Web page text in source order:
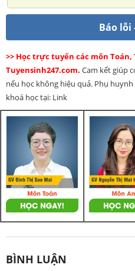
Báo lỗi
>> Học trực tuyến các môn
Tuyensinh247.com. Cam kết giúp
nếu học không hiệu quả. Phụ
khoá học tại: Link
BÌNH LUẬN